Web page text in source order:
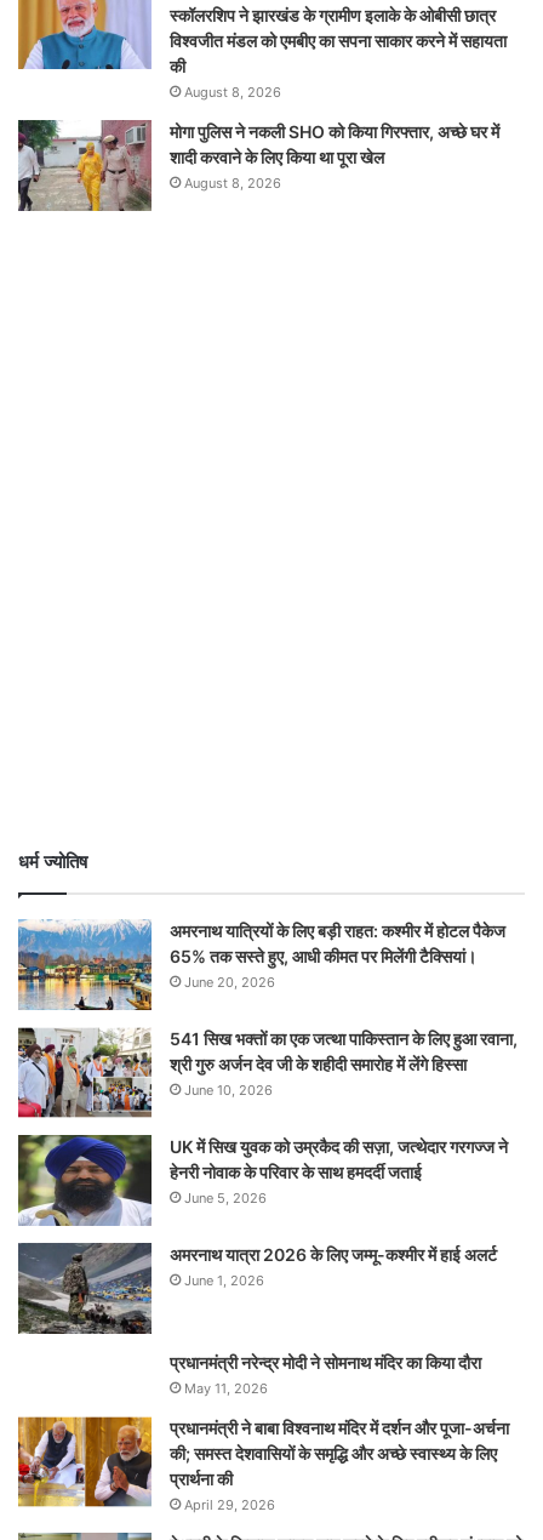
स्कॉलरशिप ने झारखंड के ग्रामीण इलाके के ओबीसी छात्र
विश्वजीत मंडल को एमबीए का सपना साकार करने में सहायता
की
August 8, 2026
मोगा पुलिस ने नकली SHO को किया गिरफ्तार, अच्छे घर में
शादी करवाने के लिए किया था पूरा खेल
August 8, 2026
धर्म ज्योतिष
अमरनाथ यात्रियों के लिए बड़ी राहत: कश्मीर में होटल पैकेज
65% तक सस्ते हुए, आधी कीमत पर मिलेंगी टैक्सियां।
June 20, 2026
541 सिख भक्तों का एक जत्था पाकिस्तान के लिए हुआ रवाना,
श्री गुरु अर्जन देव जी के शहीदी समारोह में लेंगे हिस्सा
June 10, 2026
UK में सिख युवक को उम्रकैद की सज़ा, जत्थेदार गरगज्ज ने
हेनरी नोवाक के परिवार के साथ हमदर्दी जताई
June 5, 2026
अमरनाथ यात्रा 2026 के लिए जम्मू-कश्मीर में हाई अलर्ट
June 1, 2026
प्रधानमंत्री नरेन्‍द्र मोदी ने सोमनाथ मंदिर का किया दौरा
May 11, 2026
प्रधानमंत्री ने बाबा विश्वनाथ मंदिर में दर्शन और पूजा-अर्चना
की; समस्‍त देशवासियों के समृद्धि और अच्छे स्वास्थ्य के लिए
प्रार्थना की
April 29, 2026